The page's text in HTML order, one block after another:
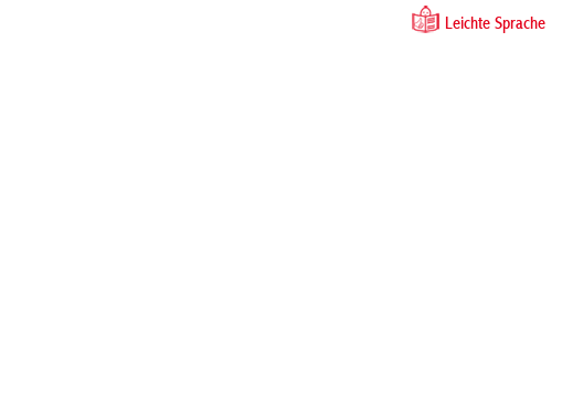
Leichte Sprache